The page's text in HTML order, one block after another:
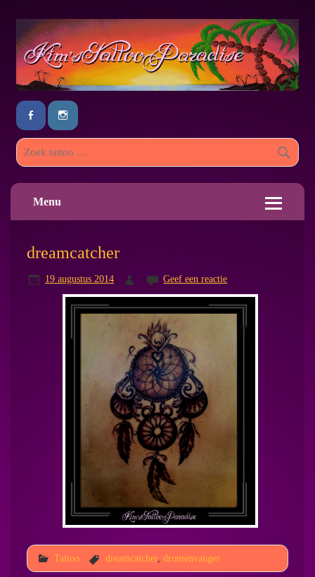
Menu
dreamcatcher
19 augustus 2014 Geef een reactie
Tattoo dreamcatcher, dromenvanger